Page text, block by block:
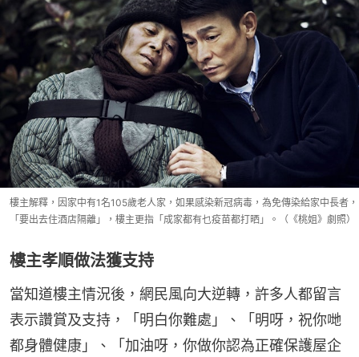
樓主解釋，因家中有1名105歲老人家，如果感染新冠病毒，為免傳染給家中長者，
「要出去住酒店隔離」，樓主更指「成家都有乜疫苗都打晒」。（《桃姐》劇照）
樓主孝順做法獲支持
當知道樓主情況後，網民風向大逆轉，許多人都留言
表示讚賞及支持，「明白你難處」、「明呀，祝你哋
都身體健康」、「加油呀，你做你認為正確保護屋企